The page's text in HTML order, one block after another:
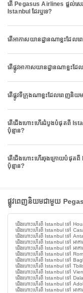
តើ Pegasus Airlines ផ្តល់ស
Istanbul ដែរឬទេ?
តើអាកាសយានដ្ឋានណាខ្លះដែ
តើផ្លូវអាកាសយានដ្ឋានណាខ្ល
តើផ្លូវទីក្រុងណាខ្លះដែលពេញនិ
តើជើងហោះហើរដំបូងបំផុតពី
ប៉ុន្មាន?
តើជើងហោះហើរចុងក្រោយបំផុត
ប៉ុន្មាន?
ផ្លូវពេញនិយមជាមួយ
ជើងហោះហើរពី Istanbul ទៅ
ជើងហោះហើរពី Istanbul ទៅ
ជើងហោះហើរពី Istanbul ទៅ
ជើងហោះហើរពី Istanbul ទៅ អាកាស
ជើងហោះហើរពី Istanbul ទៅ អាក
ជើងហោះហើរពី Istanbul ទៅ
ជើងហោះហើរពី Istanbul ទៅ
ជើងហោះហើរពី Istanbul ទៅ
ជើងហោះហើរពី Istanbul ទៅ
ជើងហោះហើរពី Istanbul ទៅ
ជើងហោះហើរពី Istanbul ទៅ
ជើងហោះហើរពី Istanbul ទៅ អាកា